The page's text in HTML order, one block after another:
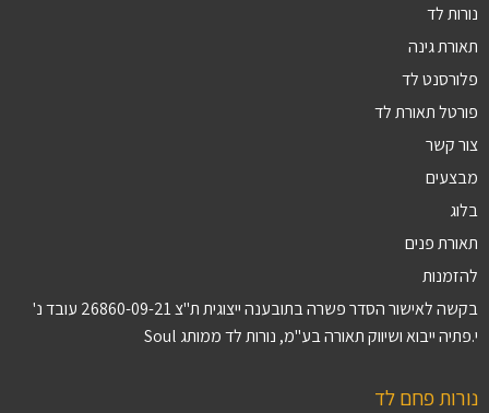
נורות לד
תאורת גינה
פלורסנט לד
פורטל תאורת לד
צור קשר
מבצעים
בלוג
תאורת פנים
להזמנות
בקשה לאישור הסדר פשרה בתובענה ייצוגית ת"צ 26860-09-21 עובד נ'
י.פתיה ייבוא ושיווק תאורה בע"מ, נורות לד ממותג Soul
נורות פחם לד